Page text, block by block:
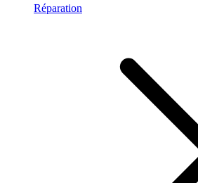
Réparation